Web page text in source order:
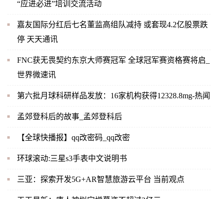
“应进必进”培训交流活动
嘉友国际分红后七名董监高组队减持 或套现4.2亿股票跌
停 天天通讯
FNC获无畏契约东京大师赛冠军 全球冠军赛资格赛将启_
世界微速讯
第六批月球科研样品发放：16家机构获得12328.8mg-热闻
孟郊登科后的故事_孟郊登科后
【全球快播报】qq改密码_qq改密
环球滚动:三星s3手表中文说明书
三亚：探索开发5G+AR智慧旅游云平台 当前观点